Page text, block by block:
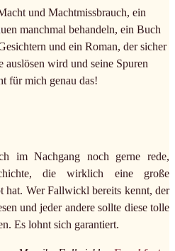
und Machtmissbrauch, ein
manchmal behandeln, ein Buch
und ein Roman, der sicher
auslösen wird und seine Spuren
für mich genau das!
im Nachgang noch gerne rede,
die wirklich eine große
hat. Wer Fallwickl bereits kennt, der
und jeder andere sollte diese tolle
Es lohnt sich garantiert.